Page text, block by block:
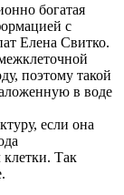
богатая
с
Елена Свитко.
поэтому такой
в воде
если она
клетки. Так